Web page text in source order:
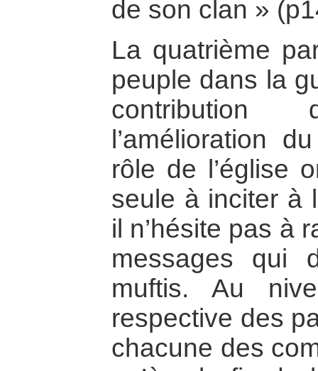
de son clan »
La quatrième
peuple dans la
l’amélioration
rôle de l’église
seule à inciter à
il n’hésite pas à
messages qui
muftis. Au
respective des
chacune des